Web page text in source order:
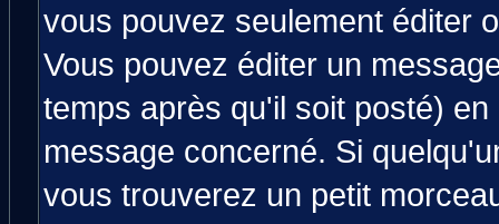
vous pouvez seulement éditer
Vous pouvez éditer un
temps après qu'il soit posté)
message concerné. Si
vous trouverez un petit